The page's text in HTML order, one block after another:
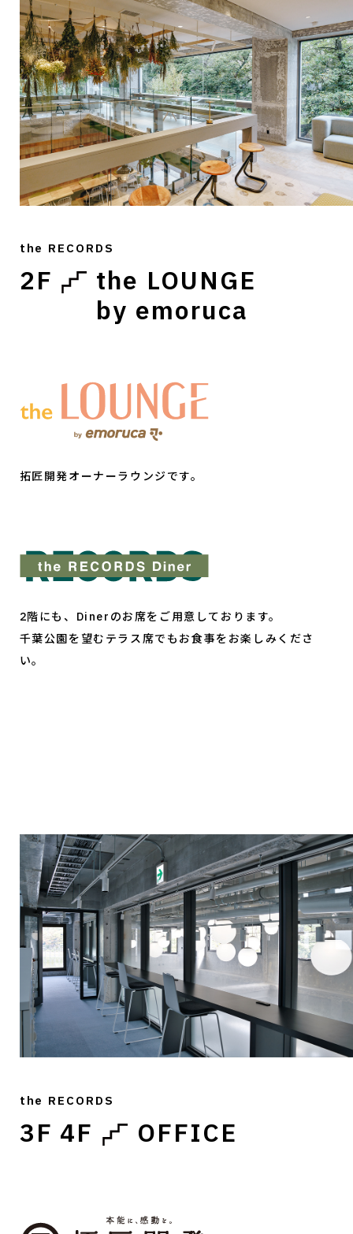
the RECORDS
2F
the LOUNGE
by emoruca
拓匠開発オーナーラウンジです。
2階にも、Dinerのお席をご用意しております。
千葉公園を望むテラス席でもお食事をお楽しみくださ
い。
the RECORDS
3F 4F OFFICE